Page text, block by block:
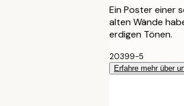
Ein Poster einer
alten Wände
erdigen Tönen.
20399-5
Erfahre mehr über